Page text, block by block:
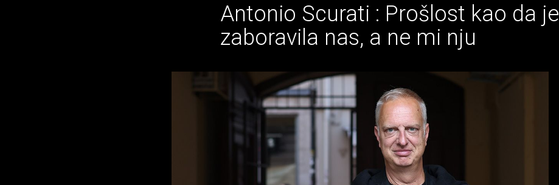
Antonio Scurati : Prošlost kao da je
zaboravila nas, a ne mi nju